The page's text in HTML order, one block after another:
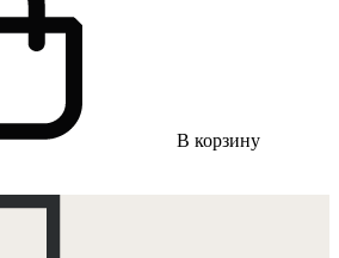
В корзину